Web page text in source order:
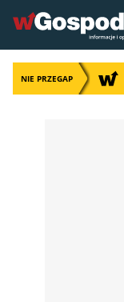
NIE PRZEGAP